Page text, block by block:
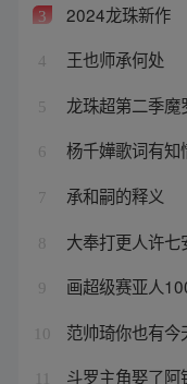
3 2024龙珠新作
4 王也师承何处
5 龙珠超第二季魔
6 杨千嬅歌词有知
7 承和嗣的释义
8 大奉打更人许七
9 画超级赛亚人
10 范帅琦你也有今
斗罗主角娶了阿